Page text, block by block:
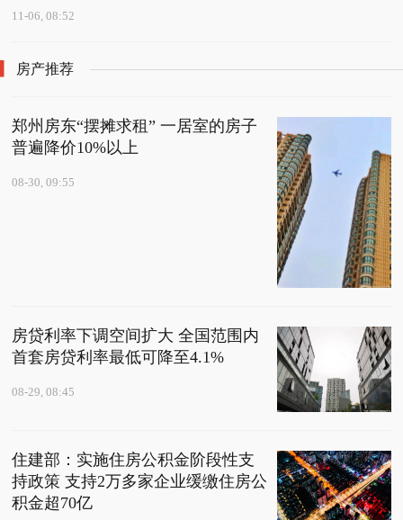
11-06, 08:52
房产推荐
郑州房东“摆摊求租” 一居室的房子
普遍降价10%以上
08-30, 09:55
房贷利率下调空间扩大 全国范围内
首套房贷利率最低可降至4.1%
08-29, 08:45
住建部：实施住房公积金阶段性支
持政策 支持2万多家企业缓缴住房公
积金超70亿